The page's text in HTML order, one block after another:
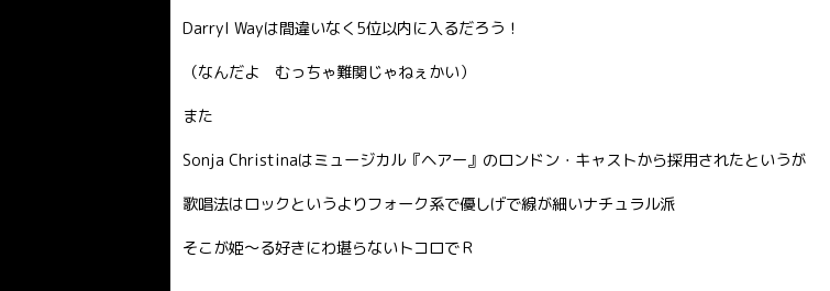
Darryl Wayは間違いなく5位以内に入るだろう！
（なんだよ むっちゃ難関じゃねぇかい）
また
Sonja Christinaはミュージカル『ヘアー』のロンドン・キャストから採用されたというが
歌唱法はロックというよりフォーク系で優しげで線が細いナチュラル派
そこが姫〜る好きにわ堪らないトコロでＲ